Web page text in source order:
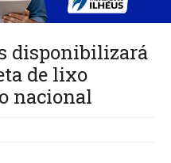
disponibilizará
de lixo
nacional